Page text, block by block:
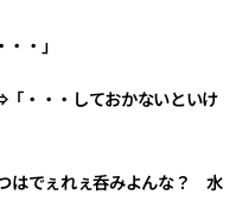
・ 」
・・・しておかないといけ
はでぇれぇ呑みよんな？ 水